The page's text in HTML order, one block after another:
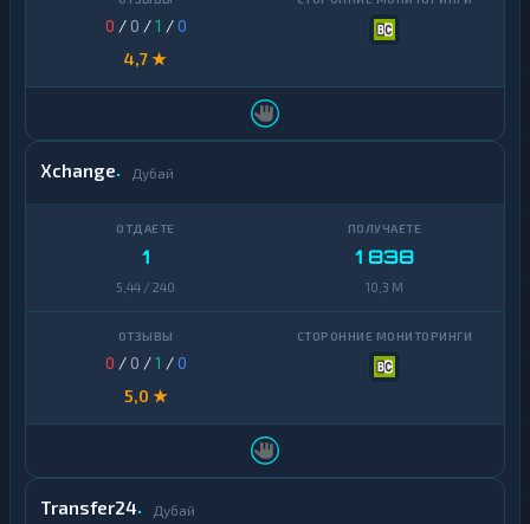
0 / 0 /1 /0
4,7 ★
Xchange Дубай
1
5,44 / 240
1 838
10,3 M
0 / 0 /1 /0
5,0 ★
Transfer24 Дубай